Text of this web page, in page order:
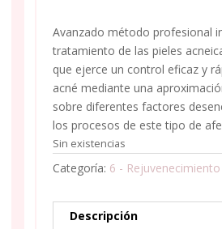
Avanzado método profesional
tratamiento de las pieles
que ejerce un control eficaz y
acné mediante una
sobre diferentes factores
los procesos de este tipo de
Sin existencias
Categoría: 6 -
Descripción